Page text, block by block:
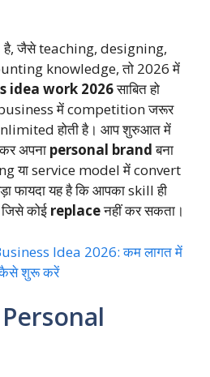
है, जैसे teaching, designing,
knowledge, तो 2026 में
idea work 2026साबित हो
में competition जरूर
होती है। आप शुरुआत में
अपना personal brandबना
या service model में convert
फायदा यह है कि आपका skill ही
कोई replaceनहीं कर सकता।
Idea 2026: कम लागत में
कैसे शुरू करें